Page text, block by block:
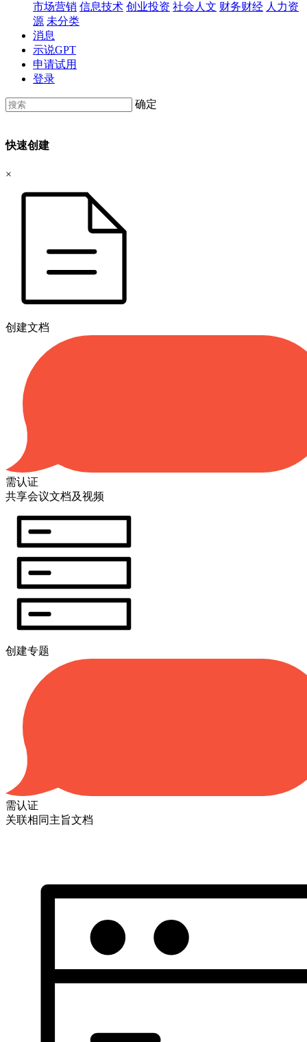
市场营销 信息技术 创业投资 社会人文 财务财经 人力资
源 未分类
消息
示说GPT
申请试用
登录
确定
快速创建
×
创建文档
需认证
共享会议文档及视频
创建专题
需认证
关联相同主旨文档